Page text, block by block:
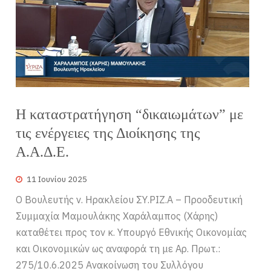
Η καταστρατήγηση “δικαιωμάτων” με
τις ενέργειες της Διοίκησης της
Α.Α.Δ.Ε.
11 Ιουνίου 2025
Ο Βουλευτής ν. Ηρακλείου ΣΥ.ΡΙΖ.Α – Προοδευτική
Συμμαχία Μαμουλάκης Χαράλαμπος (Χάρης)
καταθέτει προς τον κ. Υπουργό Εθνικής Οικονομίας
και Οικονομικών ως αναφορά τη με Αρ. Πρωτ.:
275/10.6.2025 Ανακοίνωση του Συλλόγου